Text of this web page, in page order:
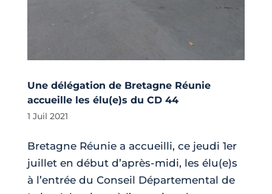
Une délégation de Bretagne Réunie
accueille les élu(e)s du CD 44
1 Juil 2021
Bretagne Réunie a accueilli, ce jeudi 1er
juillet en début d’après-midi, les élu(e)s
à l’entrée du Conseil Départemental de